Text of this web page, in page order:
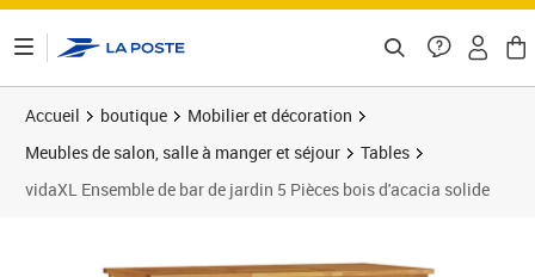
Accueil boutique
Mobilier et décoration
Meubles de salon, salle à manger et séjour
Tables
vidaXL Ensemble de bar de jardin 5 Pièces bois d'acacia solide